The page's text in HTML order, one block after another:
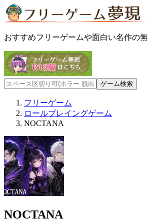
おすすめフリーゲームや面白い名作の
フリーゲーム
ロールプレイングゲーム
NOCTANA
NOCTANA